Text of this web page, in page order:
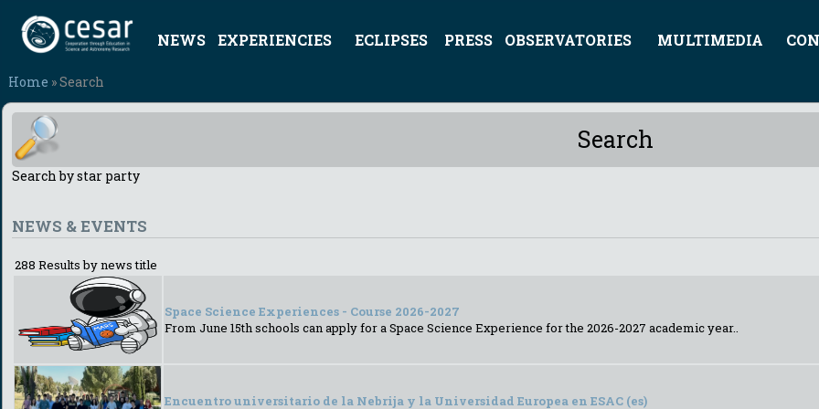
NEWS EXPERIENCIES ECLIPSES PRESS OBSERVATORIES MULTIMEDIA
Home » Search
Search
Search by star party
NEWS & EVENTS
288 Results by news title
Space Science Experiences - Course 2026-2027
From June 15th schools can apply for a Space Science Experience for the 2026-2027 academic year..
Encuentro universitario de la Nebrija y la Universidad Europea en ESAC (es)